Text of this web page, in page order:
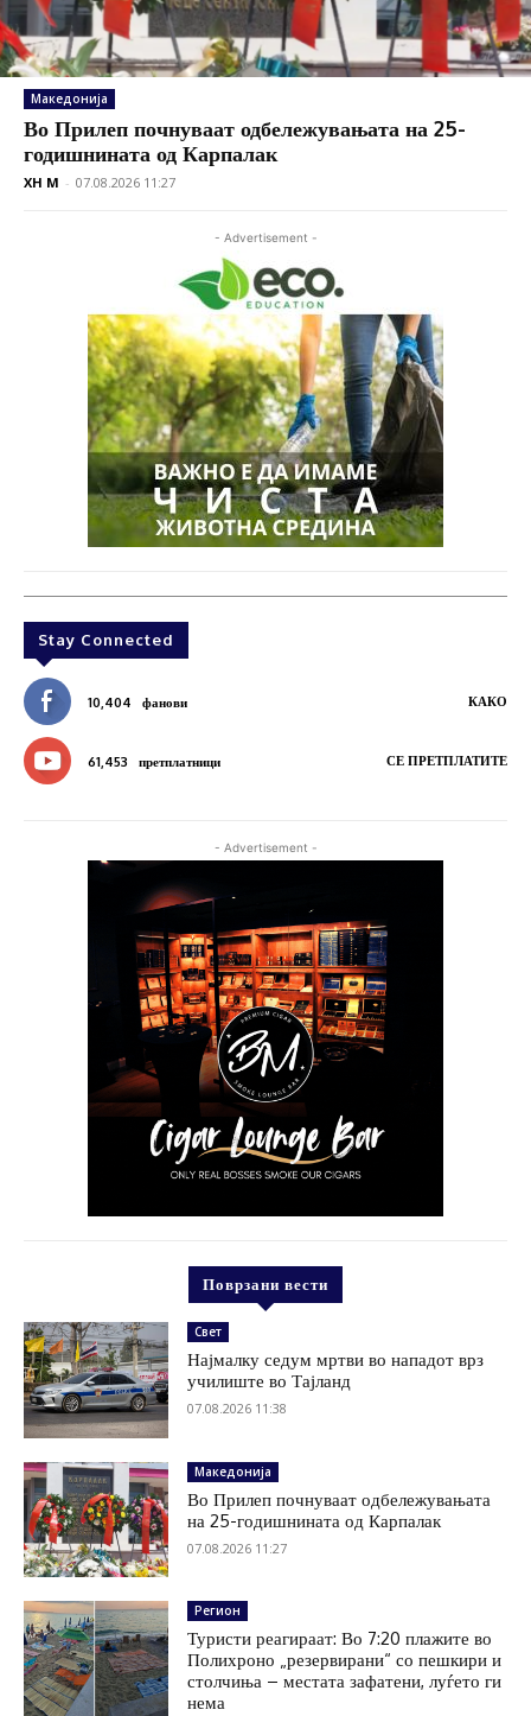
Македонија
Во Прилеп почнуваат одбележувањата на 25-
годишнината од Карпалак
XH M - 07.08.2026 11:27
- Advertisement -
Stay Connected
10,404 фанови КАКО
61,453 претплатници СЕ ПРЕТПЛАТИТЕ
- Advertisement -
Поврзани вести
Свет
Најмалку седум мртви во нападот врз
училиште во Тајланд
07.08.2026 11:38
Македонија
Во Прилеп почнуваат одбележувањата
на 25-годишнината од Карпалак
07.08.2026 11:27
Регион
Туристи реагираат: Во 7:20 плажите во
Полихроно „резервирани“ со пешкири и
столчиња – местата зафатени, луѓето ги
нема